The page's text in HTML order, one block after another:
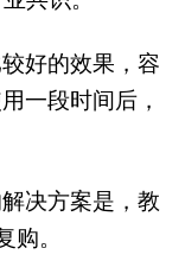
好的效果，容
一段时间后，
决方案是，教
购。